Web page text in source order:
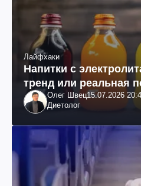
Лайфхаки
Напитки с
тренд или реальная
Олег Швец15.07.2026
Диетолог